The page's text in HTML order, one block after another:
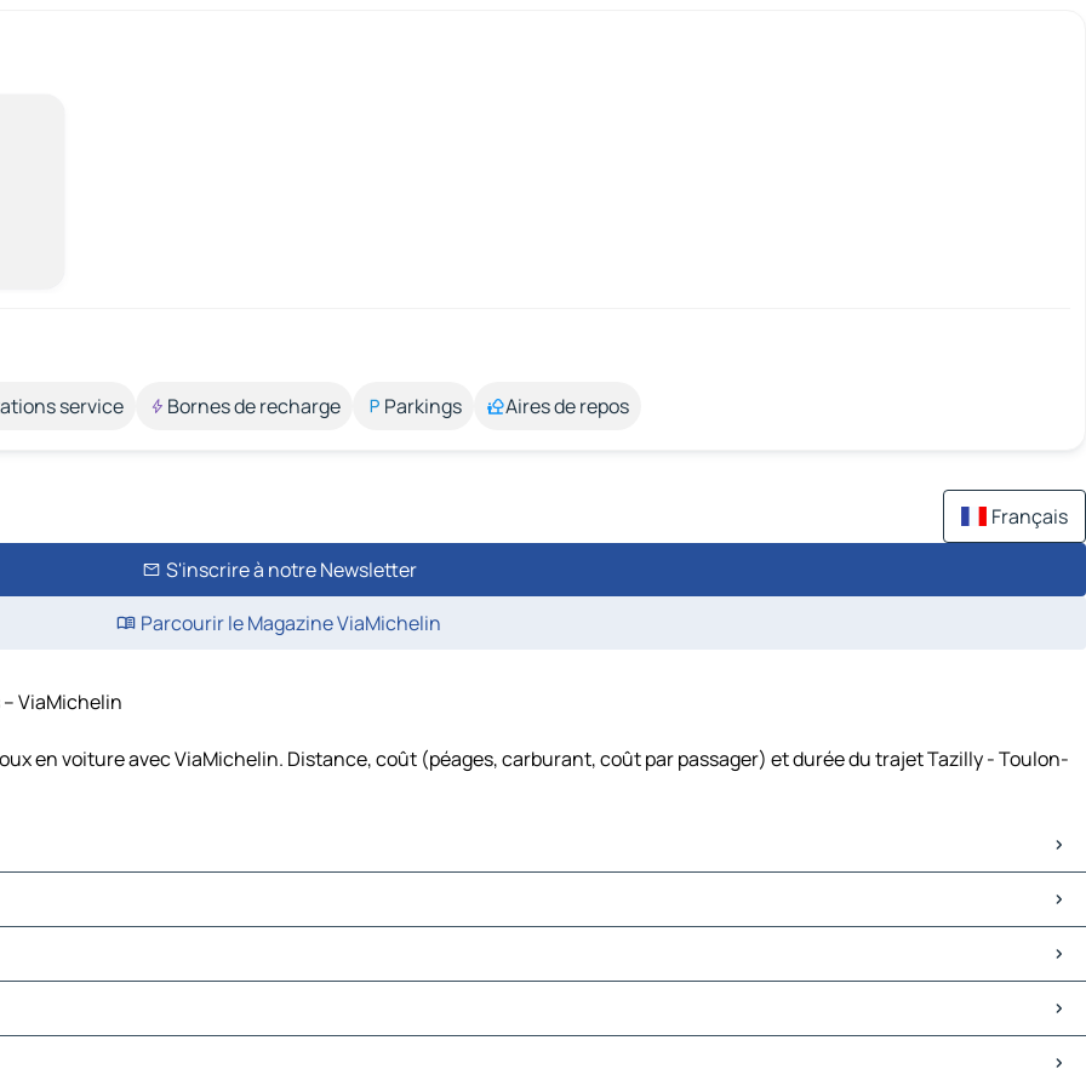
service Bornes de recharge Parkings Aires de repos
Français
S'inscrire à notre Newsletter
Parcourir le Magazine ViaMichelin
ViaMichelin
en voiture avec ViaMichelin. Distance, coût (péages, carburant, coût par passager) et durée du trajet Tazilly - Toulon-